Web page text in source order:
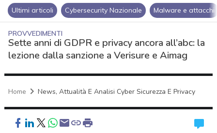
Ultimi articoli Cybersecurity Nazionale Malware e attacchi
PROVVEDIMENTI
Sette anni di GDPR e privacy ancora all’abc: la
lezione dalla sanzione a Verisure e Aimag
Home News, Attualità E Analisi Cyber Sicurezza E Privacy